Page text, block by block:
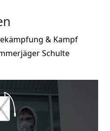
& Kampf
Schulte